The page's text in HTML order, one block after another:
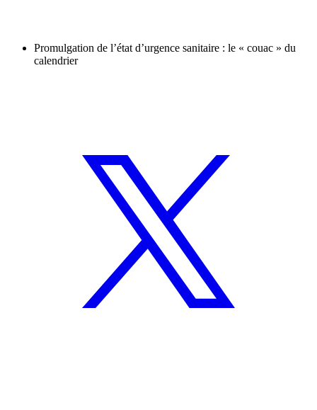
Promulgation de l’état d’urgence sanitaire : le « couac » du
calendrier